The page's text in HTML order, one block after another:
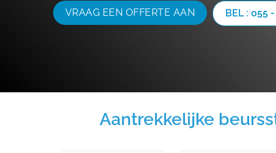
VRAAG EEN OFFERTE AAN BEL : 055
Aantrekkelijke